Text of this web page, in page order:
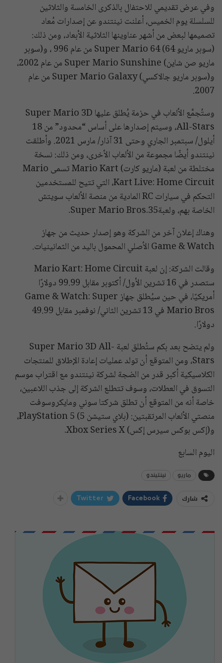
وفي عرض تقديمي للاحتفال بالذكرى الخامسة والثلاثين
للسلسلة يوم الخميس، أعلنت نينتندو عن إصدارات مُعاد
تصميمها لبعض من أشهر عناوينها الثلاثية الأبعاد، ومن ذلك:
(سوبر ماريو 64) Super Mario 64 من عام 996 ، و(سوبر
ماريو صن شاين) Super Mario Sunshine من عام 2002،
و(سوبر ماريو جالاكسي) Super Mario Galaxy من عام
2007.
وستُجمَّع الألعاب في حزمة يُطلق عليها Super Mario 3D
All-Stars، وسيتم إصدارها على أساس “محدود” من 18
أيلول/ سبتمبر الجاري وحتى 31 آذار/ مارس 2021. وأطلقت
نينتندو أيضًا مجموعة من الألعاب الأخرى، ومن ذلك: نسخة
مختلطة من لعبة (ماريو كارت) Mario Kart تسمى Mario
Kart Live: Home Circuit، التي تتيح للمستخدمين
التحكم في سيارات RC المادية من منصة الألعاب سويتش
الخاصة بهم، ولعبةSuper Mario Bros.35.
وهناك إعلان آخر من الشركة وهو إصدار حديث من جهاز
Game & Watch الأصلي المحمول باليد من الثمانينيات.
وقالت الشركة: إن لعبة Mario Kart: Home Circuit
ستصدر في 16 تشرين الأول/ أكتوبر مقابل 99.99 دولارًا
أمريكيًا، في حين سيُطلق جهاز Game & Watch: Super
Mario Bros في 13 تشرين الثاني/ نوفمبر مقابل 49.99
دولارًا.
ولم يتضح بعد بكم ستُطلق لعبة Super Mario 3D All-
Stars، ومن المتوقع أن تولد عمليات إعادة الإطلاق للمنتجات
الكلاسيكية أكبر قدر من الضجة لشركة نينتندو مع اقتراب موسم
التسوق في العطلات، وسوف تتطلع الشركة إلى جذب اللاعبين،
خاصة أنه من المتوقع أن تطلق شركتا سوني ومايكروسوفت
منصتي الألعاب المرتقبتين: (بلاي ستيشن 5) PlayStation 5،
و(إكس بوكس سيرس إكس) Xbox Series X.
اليوم السابع
ماريو نينتيندو
شارك Facebook
Twitter